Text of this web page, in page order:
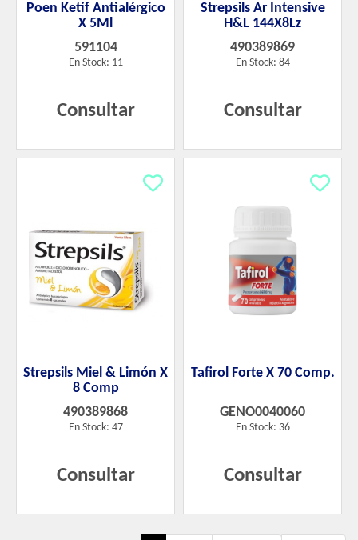
Poen Ketif Antialérgico
X 5Ml
591104
En Stock: 11
Consultar
Strepsils Ar Intensive
H&L 144X8Lz
490389869
En Stock: 84
Consultar
Strepsils Miel & Limón X
8 Comp
490389868
En Stock: 47
Consultar
Tafirol Forte X 70 Comp.
GENO0040060
En Stock: 36
Consultar